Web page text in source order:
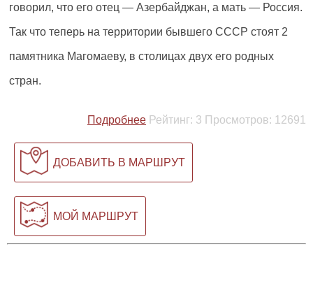
говорил, что его отец — Азербайджан, а мать — Россия.
Так что теперь на территории бывшего СССР стоят 2
памятника Магомаеву, в столицах двух его родных
стран.
Подробнее Рейтинг: 3 Просмотров: 12691
ДОБАВИТЬ В МАРШРУТ
МОЙ МАРШРУТ